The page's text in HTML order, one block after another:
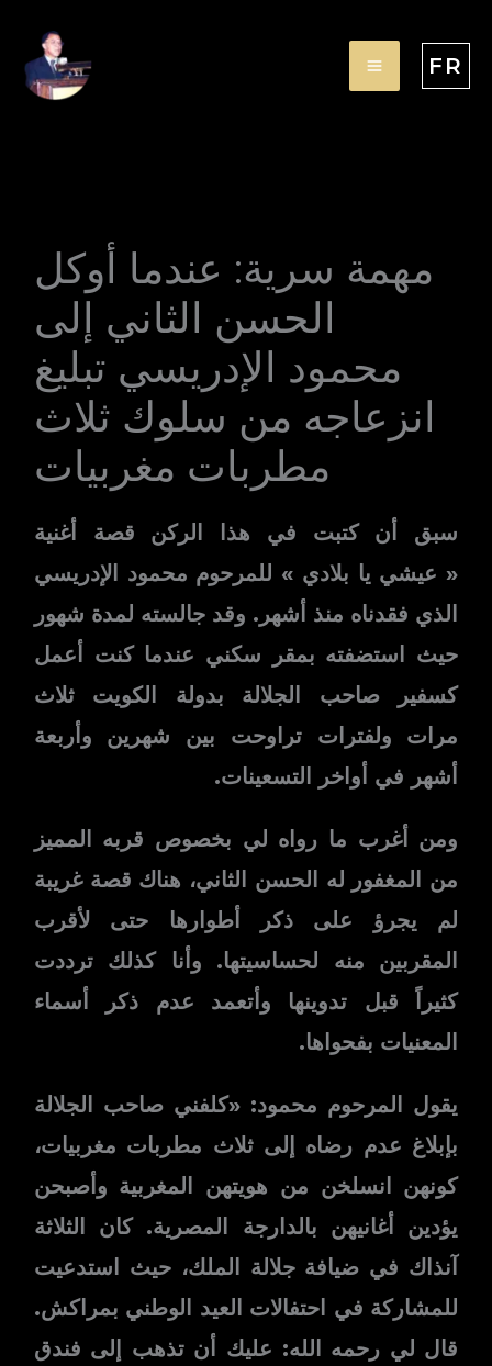
au
contenu
FR
مهمة سرية: عندما أوكل
الحسن الثاني إلى
محمود الإدريسي تبليغ
انزعاجه من سلوك ثلاث
مطربات مغربيات
سبق أن كتبت في هذا الركن قصة أغنية
« عيشي يا بلادي » للمرحوم محمود الإدريسي
الذي فقدناه منذ أشهر. وقد جالسته لمدة شهور
حيث استضفته بمقر سكني عندما كنت أعمل
كسفير صاحب الجلالة بدولة الكويت ثلاث
مرات ولفترات تراوحت بين شهرين وأربعة
أشهر في أواخر التسعينات.
ومن أغرب ما رواه لي بخصوص قربه المميز
من المغفور له الحسن الثاني، هناك قصة غريبة
لم يجرؤ على ذكر أطوارها حتى لأقرب
المقربين منه لحساسيتها. وأنا كذلك ترددت
كثيراً قبل تدوينها وأتعمد عدم ذكر أسماء
المعنيات بفحواها.
يقول المرحوم محمود: «كلفني صاحب الجلالة
بإبلاغ عدم رضاه إلى ثلاث مطربات مغربيات،
كونهن انسلخن من هويتهن المغربية وأصبحن
يؤدين أغانيهن بالدارجة المصرية. كان الثلاثة
آنذاك في ضيافة جلالة الملك، حيث استدعيت
للمشاركة في احتفالات العيد الوطني بمراكش.
قال لي رحمه الله: عليك أن تذهب إلى فندق